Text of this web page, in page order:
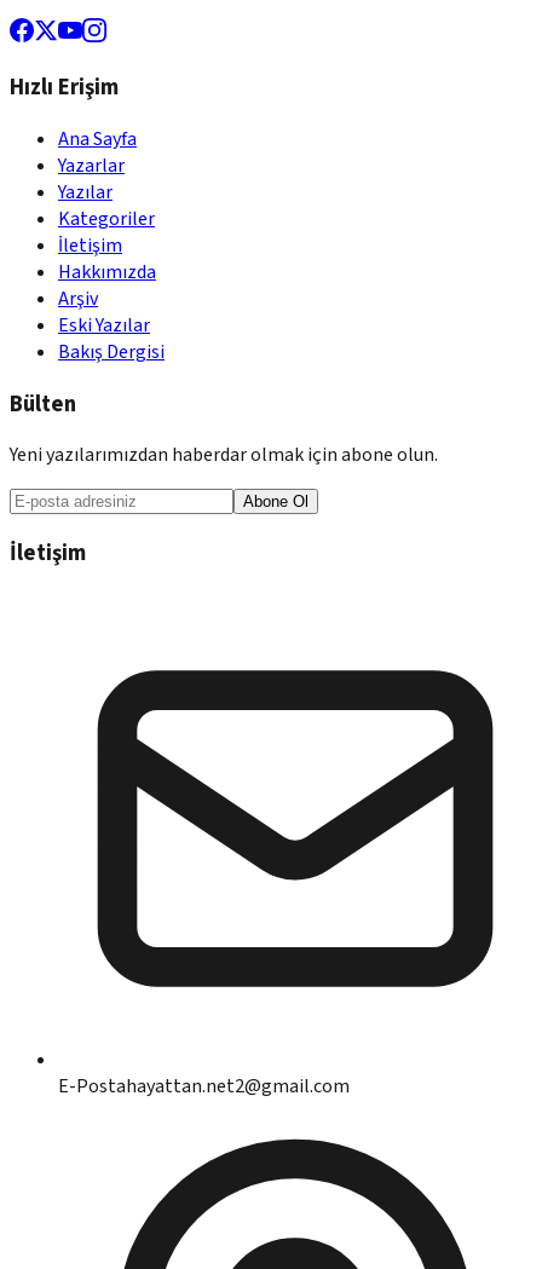
Hızlı Erişim
Ana Sayfa
Yazarlar
Yazılar
Kategoriler
İletişim
Hakkımızda
Arşiv
Eski Yazılar
Bakış Dergisi
Bülten
Yeni yazılarımızdan haberdar olmak için abone olun.
Abone Ol
İletişim
E-Postahayattan.net2@gmail.com